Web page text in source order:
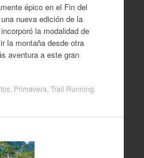
épico en el Fin del
nueva edición de la
la modalidad de
la montaña desde otra
aventura a este gran
, Primavera Trail Running